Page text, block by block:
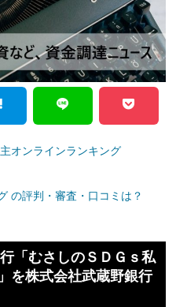
オンラインランキング
の評判・審査・口コミは？
「むさしのＳＤＧｓ私
を株式会社武蔵野銀行